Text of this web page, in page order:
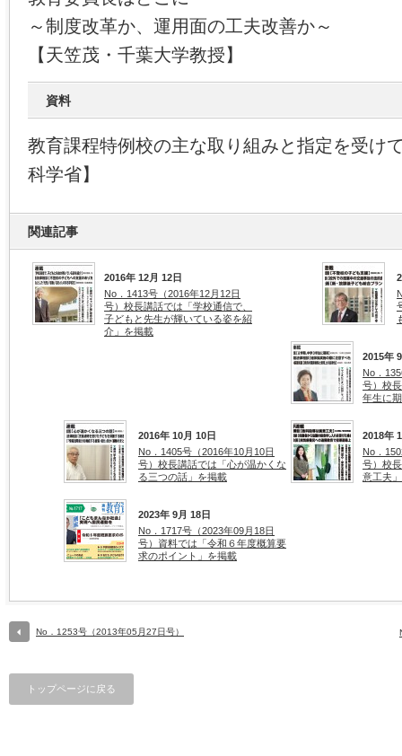
～制度改革か、運用面の工夫改善か～
【天笠茂・千葉大学教授】
資料
教育課程特例校の主な取り組みと指定を受け
科学省】
関連記事
2016年 12月 12日
No．1413号（2016年12月12日
号）校長講話では「学校通信で、
子どもと先生が輝いている姿を紹
介」を掲載
2015年
No．
号）校
年生に
2016年 10月 10日
No．1405号（2016年10月10日
号）校長講話では「心が温かくな
る三つの話」を掲載
2018年
No．
号）校
意工夫
2023年 9月 18日
No．1717号（2023年09月18日
号）資料では「令和６年度概算要
求のポイント」を掲載
No．1253号（2013年05月27日号）
トップページに戻る